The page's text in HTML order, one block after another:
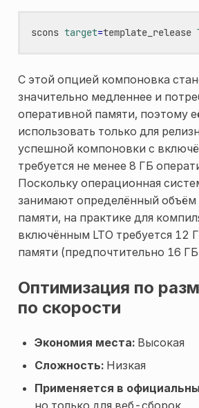
scons target=template_release
С этой опцией компоновка
значительно медленнее и
оперативной памяти, поэтому
использовать только для
успешной компоновки с
требуется не менее 8 ГБ
Поскольку операционная
занимают определённый объём
памяти, на практике для
включённым LTO требуется 12
памяти (предпочтительно 16
Оптимизация по
по скорости
Экономия места:Высокая
Сложность:Низкая
Применяется в
но только для веб-сборок